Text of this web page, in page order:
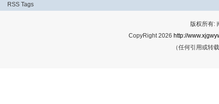
RSS Tags
版权所有:
CopyRight 2026 http://
（任何引用或转